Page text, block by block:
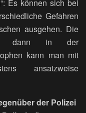
Es können sich bei
Gefahren
ausgehen. Die
dann in der
kann man mit
ansatzweise
der Polizei